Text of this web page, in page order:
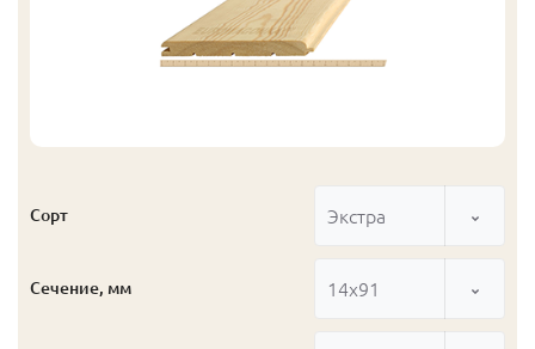
Сорт Экстра
Сечение, мм 14x91